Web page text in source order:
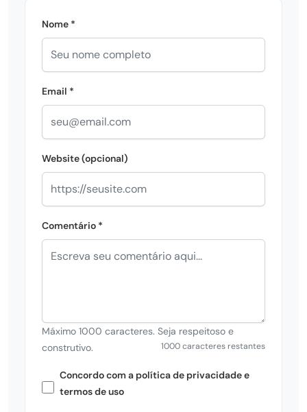
Nome *
Email *
Website (opcional)
Comentário *
Máximo 1000 caracteres. Seja respeitoso e
construtivo.
1000 caracteres restantes
Concordo com a política de privacidade e
termos de uso